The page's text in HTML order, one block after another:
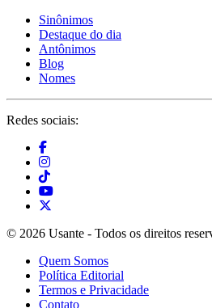
Sinônimos
Destaque do dia
Antônimos
Blog
Nomes
Redes sociais:
© 2026 Usante - Todos os direitos
Quem Somos
Política Editorial
Termos e Privacidade
Contato